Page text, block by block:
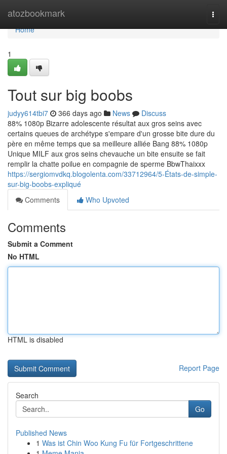
atozbookmark
Home
Home
1
Tout sur big boobs
judyy614tbi7 366 days ago News
Discuss
88% 1080p Bizarre adolescente résultat aux gros seins avec
certains queues de archétype s'empare d'un grosse bite dure du
père en même temps que sa meilleure alliée Bang 88% 1080p
Unique MILF aux gros seins chevauche un bite ensuite se fait
remplir la chatte poilue en compagnie de sperme BbwThaixxx
https://sergiomvdkq.blogolenta.com/33712964/5-États-de-simple-
sur-big-boobs-expliqué
Comments
Who Upvoted
Comments
Submit a Comment
No HTML
HTML is disabled
Report Page
Search
Go
Published News
1 Was ist Chin Woo Kung Fu für Fortgeschrittene